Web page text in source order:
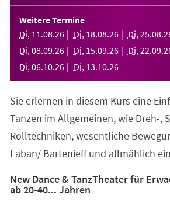
in
einem
neuen
Tab)
Weitere Termine
Di, 11 .08.26 Di, 18.08.26 Di, 25.08.
Di, 08.09.26 Di, 15.09.26 Di, 22.09.
Di, 06.10.26 Di, 13.10.26
Sie erlernen in diesem Kurs eine
Tanzen im Allgemeinen, wie Dreh-,
Rolltechniken, wesentliche
Laban/ Bartenieff und allmählich
New Dance & TanzTheater für
ab 20-40... Jahren